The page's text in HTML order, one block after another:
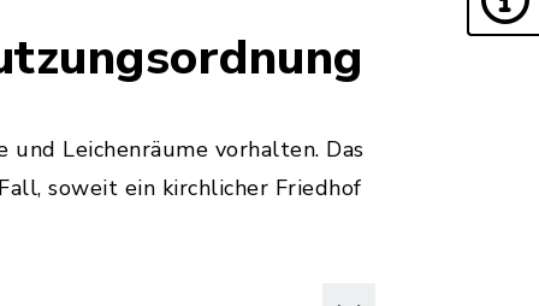
Leichenräume vorhalten. Das
soweit ein kirchlicher Friedhof